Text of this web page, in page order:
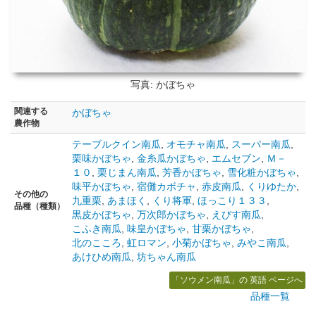
写真: かぼちゃ
関連する
農作物
かぼちゃ
その他の
品種（種類）
テーブルクイン南瓜 オモチャ南瓜 スーパー南瓜
栗味かぼちゃ 金糸瓜かぼちゃ エムセブン
Ｍ－
１０
栗じまん南瓜 芳香かぼちゃ 雪化粧かぼちゃ
味平かぼちゃ 宿儺カボチャ 赤皮南瓜 くりゆたか
九重栗 あまほく くり将軍 ほっこり１３３
黒皮かぼちゃ 万次郎かぼちゃ えびす南瓜
こふき南瓜
味皇かぼちゃ 甘栗かぼちゃ
北のこころ
虹ロマン 小菊かぼちゃ みやこ南瓜
あけひめ南瓜
坊ちゃん南瓜
「ソウメン南瓜」の 英語 ページへ
品種一覧